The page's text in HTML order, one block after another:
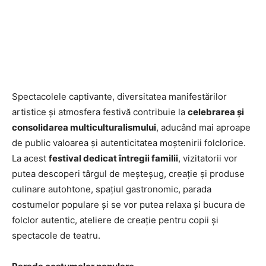
Spectacolele captivante, diversitatea manifestărilor
artistice și atmosfera festivă contribuie la celebrarea și
consolidarea multiculturalismului, aducând mai aproape
de public valoarea și autenticitatea moștenirii folclorice.
La acest festival dedicat întregii familii, vizitatorii vor
putea descoperi târgul de meșteșug, creație și produse
culinare autohtone, spațiul gastronomic, parada
costumelor populare și se vor putea relaxa și bucura de
folclor autentic, ateliere de creație pentru copii și
spectacole de teatru.